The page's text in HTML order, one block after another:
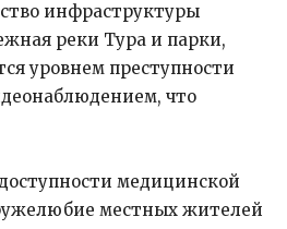
инфраструктуры
реки Тура и парки,
уровнем преступности
что
медицинской
местных жителей